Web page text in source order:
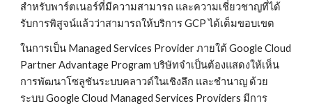
สำหรับพาร์ตเนอร์ที่มีความสามารถ และความเชี่ยวชาญที่ได้
รับการพิสูจน์แล้วว่าสามารถให้บริการ GCP ได้เต็มขอบเขต
ในการเป็น Managed Services Provider ภายใต้ Google Cloud
Partner Advantage Program บริษัทจำเป็นต้องแสดงให้เห็น
การพัฒนาโซลูชันระบบคลาวด์ในเชิงลึก และชำนาญ ด้วย
ระบบ Google Cloud Managed Services Providers มีการ